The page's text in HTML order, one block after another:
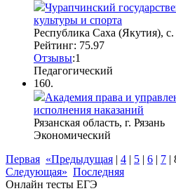
Чурапчинский
культуры и спорта
Республика Саха (Якутия),
Рейтинг: 75.97
Отзывы:1
Педагогический
160.
Академия права и
исполнения наказаний
Рязанская область, г. Рязань
Экономический
Первая «Предыдущая | 4 | 5 | 6 | 7 |
Следующая» Последняя
Онлайн тесты ЕГЭ